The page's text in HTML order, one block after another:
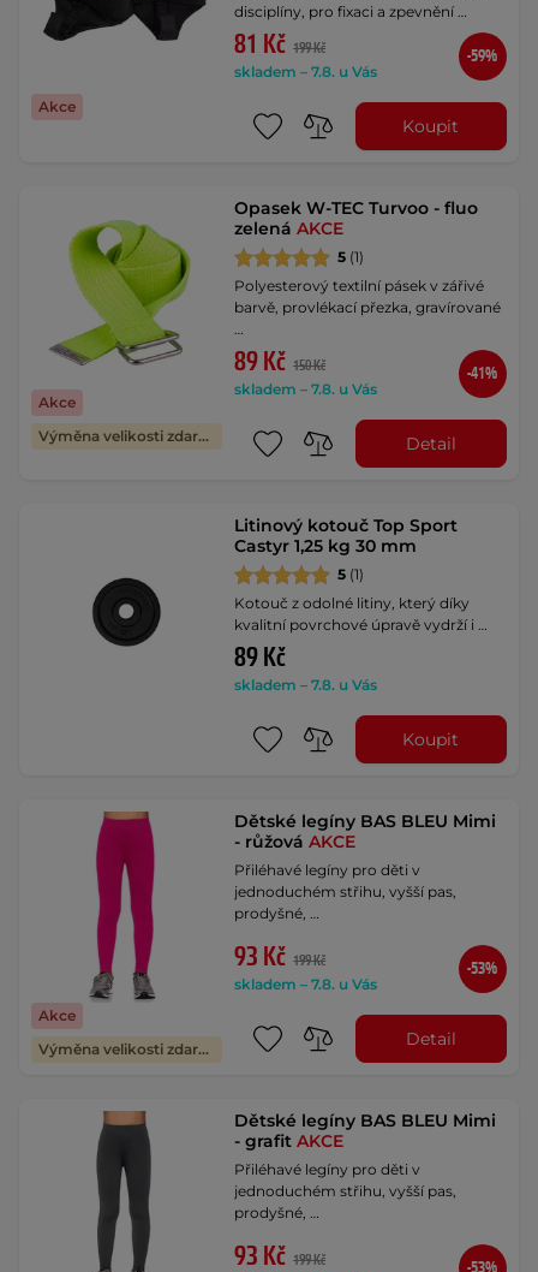
Akce
disciplíny, pro fixaci a zpevnění …
81 Kč 199 Kč
skladem – 7.8. u Vás
-59%
Koupit
Akce
Výměna velikosti zdarma
Opasek W-TEC Turvoo - fluo
zelenáAKCE
5 (1)
Polyesterový textilní pásek v zářivé
barvě, provlékací přezka, gravírované
…
89 Kč 150 Kč
skladem – 7.8. u Vás
-41%
Detail
Litinový kotouč Top Sport
Castyr 1,25 kg 30 mm
5 (1)
Kotouč z odolné litiny, který díky
kvalitní povrchové úpravě vydrží i …
89 Kč
skladem – 7.8. u Vás
Koupit
Akce
Výměna velikosti zdarma
Dětské legíny BAS BLEU Mimi
- růžováAKCE
Přiléhavé legíny pro děti v
jednoduchém střihu, vyšší pas,
prodyšné, …
93 Kč 199 Kč
skladem – 7.8. u Vás
-53%
Detail
Dětské legíny BAS BLEU Mimi
- grafitAKCE
Přiléhavé legíny pro děti v
jednoduchém střihu, vyšší pas,
prodyšné, …
93 Kč 199 Kč